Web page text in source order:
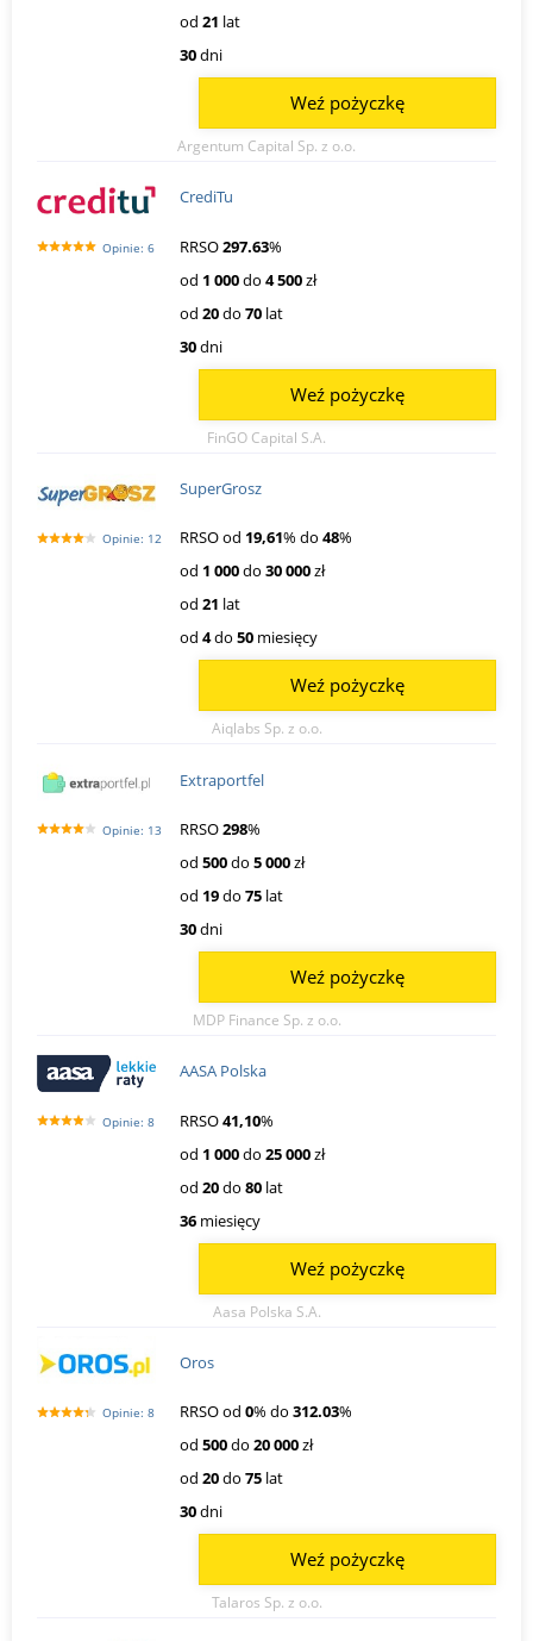
od 21 lat
30dni
Argentum Capital Sp. z o.o.
Weź pożyczkę
Opinie: 6
CrediTu
RRSO297.63%
od 1 000do 4 500zł
od 20do 70 lat
30dni
FinGO Capital S.A.
Weź pożyczkę
Opinie: 12
SuperGrosz
RRSO od 19,61% do 48%
od 1 000do 30 000zł
od 21 lat
od 4do 50 miesięcy
Aiqlabs Sp. z o.o.
Weź pożyczkę
Opinie: 13
Extraportfel
RRSO298%
od 500do 5 000zł
od 19do 75 lat
30dni
MDP Finance Sp. z o.o.
Weź pożyczkę
Opinie: 8
AASA Polska
RRSO41,10%
od 1 000do 25 000zł
od 20do 80 lat
36 miesięcy
Aasa Polska S.A.
Weź pożyczkę
Opinie: 8
Oros
RRSO od 0% do 312.03%
od 500do 20 000zł
od 20do 75 lat
30dni
Talaros Sp. z o.o.
Weź pożyczkę